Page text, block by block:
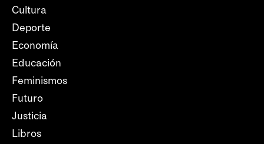
Cultura
Deporte
Economía
Educación
Feminismos
Futuro
Justicia
Libros